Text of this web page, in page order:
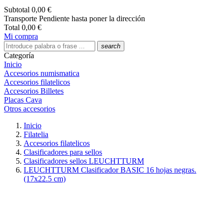
Subtotal 0,00 €
Transporte Pendiente hasta poner la dirección
Total 0,00 €
Mi compra
search
Categoría
Inicio
Accesorios numismatica
Accesorios filatelicos
Accesorios Billetes
Placas Cava
Otros accesorios
Inicio
Filatelia
Accesorios filatelicos
Clasificadores para sellos
Clasificadores sellos LEUCHTTURM
LEUCHTTURM Clasificador BASIC 16 hojas negras.
(17x22.5 cm)